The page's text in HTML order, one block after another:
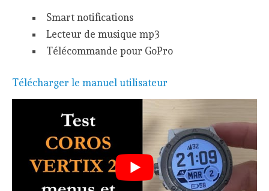
Smart notifications
Lecteur de musique mp3
Télécommande pour GoPro
Télécharger le manuel utilisateur